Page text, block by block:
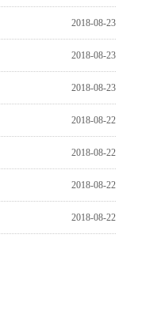
2018-08-23
2018-08-23
2018-08-23
2018-08-22
2018-08-22
2018-08-22
2018-08-22